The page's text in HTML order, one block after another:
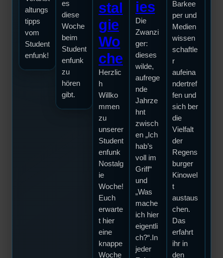
altungs
tipps
vom
Student
enfunk!
es
diese
Woche
beim
Student
enfunk
zu
hören
gibt.
stal
gie
Wo
che
Herzlic
h
Willko
mmen
zu
unserer
Student
enfunk
Nostalg
ie
Woche!
Euch
erwarte
t hier
eine
knappe
Woche
ies
Die
Zwanzi
ger:
dieses
wilde,
aufrege
nde
Jahrze
hnt
zwisch
en „Ich
hab’s
voll im
Griff“
und
„Was
mache
ich hier
eigentli
ch?“.In
jeder
Barkee
per und
Medien
wissen
schaftle
r
aufeina
ndertref
fen und
sich ber
die
Vielfalt
der
Regens
burger
Kinowel
t
austaus
chen.
Das
erfahrt
ihr in
den